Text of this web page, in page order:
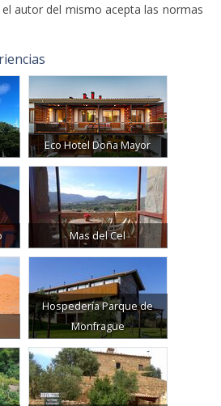
autor del mismo acepta las normas
Eco Hotel Doña Mayor
Mas del Cel
Hospedería Parque de
Monfragüe